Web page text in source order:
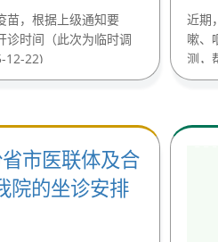
苗，根据上级通知要
诊时间（此次为临时调
12-22)
近期
嗽、
测，
市医联体及合
院的坐诊安排